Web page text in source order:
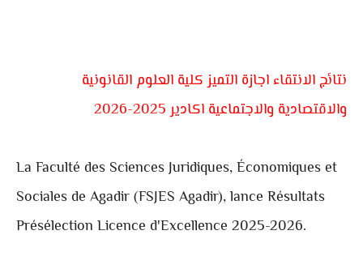
نتائج الانتقاء اجازة التميز كلية العلوم القانونية
والاقتصادية والاجتماعية اكادير 2025-2026
La Faculté des Sciences Juridiques, Économiques et
Sociales de Agadir (FSJES Agadir), lance Résultats
Présélection Licence d'Excellence 2025-2026.